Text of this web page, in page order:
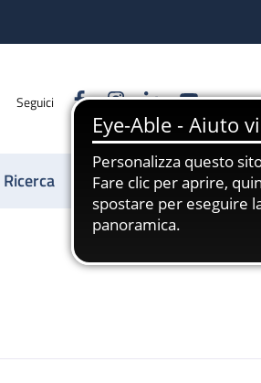
Seguici FacebookInstagram
LinkedinYouTube
Ricerca Sostienici